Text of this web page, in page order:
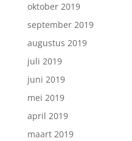
oktober 2019
september 2019
augustus 2019
juli 2019
juni 2019
mei 2019
april 2019
maart 2019